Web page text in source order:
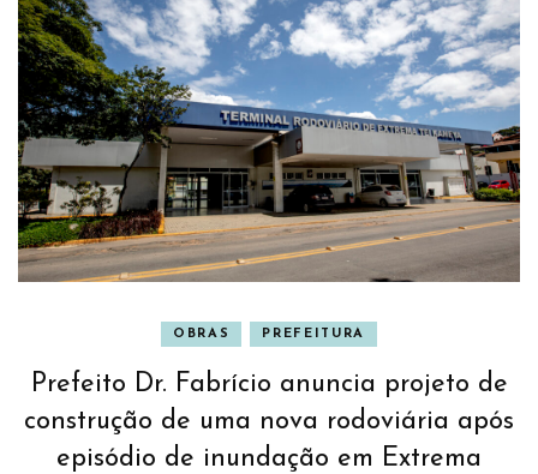
OBRAS PREFEITURA
Prefeito Dr. Fabrício anuncia projeto de
construção de uma nova rodoviária após
episódio de inundação em Extrema